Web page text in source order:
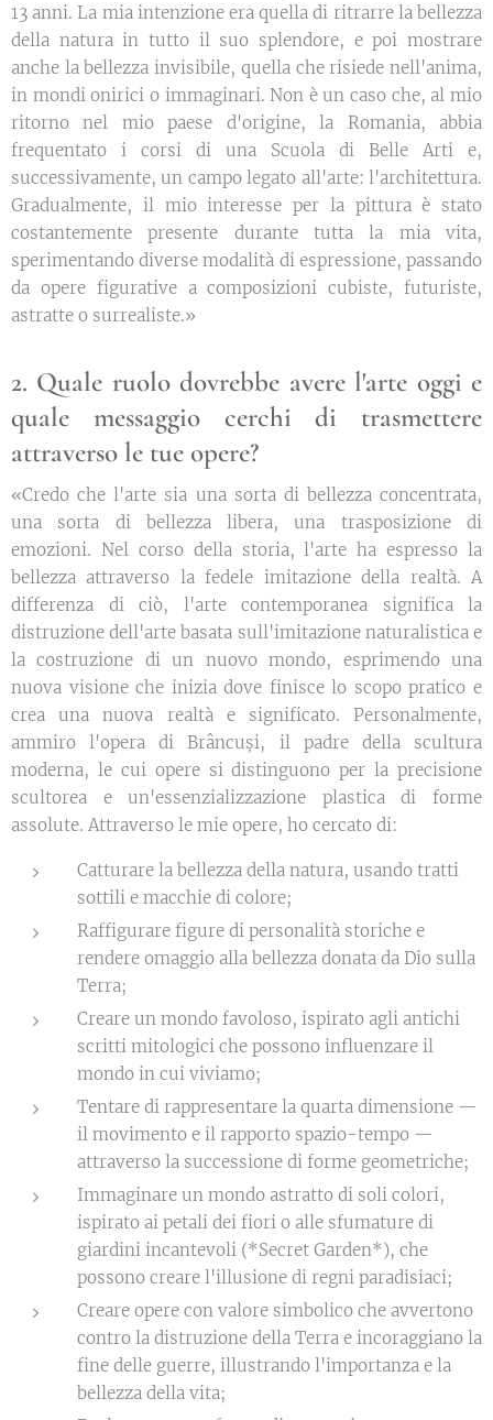
13 anni. La mia intenzione era quella di ritrarre la bellezza
della natura in tutto il suo splendore, e poi mostrare
anche la bellezza invisibile, quella che risiede nell'anima,
in mondi onirici o immaginari. Non è un caso che, al mio
ritorno nel mio paese d'origine, la Romania, abbia
frequentato i corsi di una Scuola di Belle Arti e,
successivamente, un campo legato all'arte: l'architettura.
Gradualmente, il mio interesse per la pittura è stato
costantemente presente durante tutta la mia vita,
sperimentando diverse modalità di espressione, passando
da opere figurative a composizioni cubiste, futuriste,
astratte o surrealiste.»
2. Quale ruolo dovrebbe avere l'arte oggi e
quale messaggio cerchi di trasmettere
attraverso le tue opere?
«Credo che l'arte sia una sorta di bellezza concentrata,
una sorta di bellezza libera, una trasposizione di
emozioni. Nel corso della storia, l'arte ha espresso la
bellezza attraverso la fedele imitazione della realtà. A
differenza di ciò, l'arte contemporanea significa la
distruzione dell'arte basata sull'imitazione naturalistica e
la costruzione di un nuovo mondo, esprimendo una
nuova visione che inizia dove finisce lo scopo pratico e
crea una nuova realtà e significato. Personalmente,
ammiro l'opera di Brâncuși, il padre della scultura
moderna, le cui opere si distinguono per la precisione
scultorea e un'essenzializzazione plastica di forme
assolute. Attraverso le mie opere, ho cercato di:
Catturare la bellezza della natura, usando tratti
sottili e macchie di colore;
Raffigurare figure di personalità storiche e
rendere omaggio alla bellezza donata da Dio sulla
Terra;
Creare un mondo favoloso, ispirato agli antichi
scritti mitologici che possono influenzare il
mondo in cui viviamo;
Tentare di rappresentare la quarta dimensione —
il movimento e il rapporto spazio-tempo —
attraverso la successione di forme geometriche;
Immaginare un mondo astratto di soli colori,
ispirato ai petali dei fiori o alle sfumature di
giardini incantevoli (*Secret Garden*), che
possono creare l'illusione di regni paradisiaci;
Creare opere con valore simbolico che avvertono
contro la distruzione della Terra e incoraggiano la
fine delle guerre, illustrando l'importanza e la
bellezza della vita;